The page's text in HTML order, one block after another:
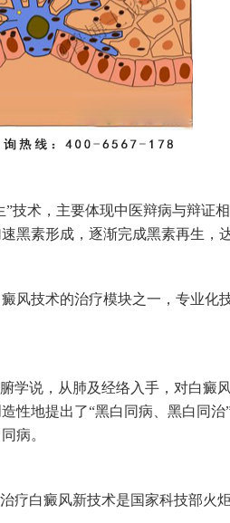
技术，主要体现中医辩病与辩证
黑素形成，逐渐完成黑素再生，
风技术的治疗模块之一，专业化
学说，从肺及经络入手，对白癜
性地提出了“黑白同病、黑白同治
病。
疗白癜风新技术是国家科技部火炬